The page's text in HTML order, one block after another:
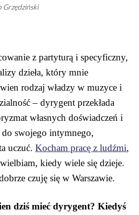
Grzędziński
z partyturą i specyficzny,
dzieła, który mnie
rodzaj władzy w muzyce i
– dyrygent przekłada
własnych doświadczeń i
do swojego intymnego,
uczuć. Kocham pracę z ludźmi,
kiedy wiele się dzieje.
czuję się w Warszawie.
dziś mieć dyrygent? Kiedyś